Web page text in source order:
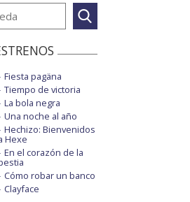
Fiesta pagäna
Tiempo de victoria
La bola negra
Una noche al año
Hechizo: Bienvenidos
Hexe
En el corazón de la
Cómo robar un banco
Clayface